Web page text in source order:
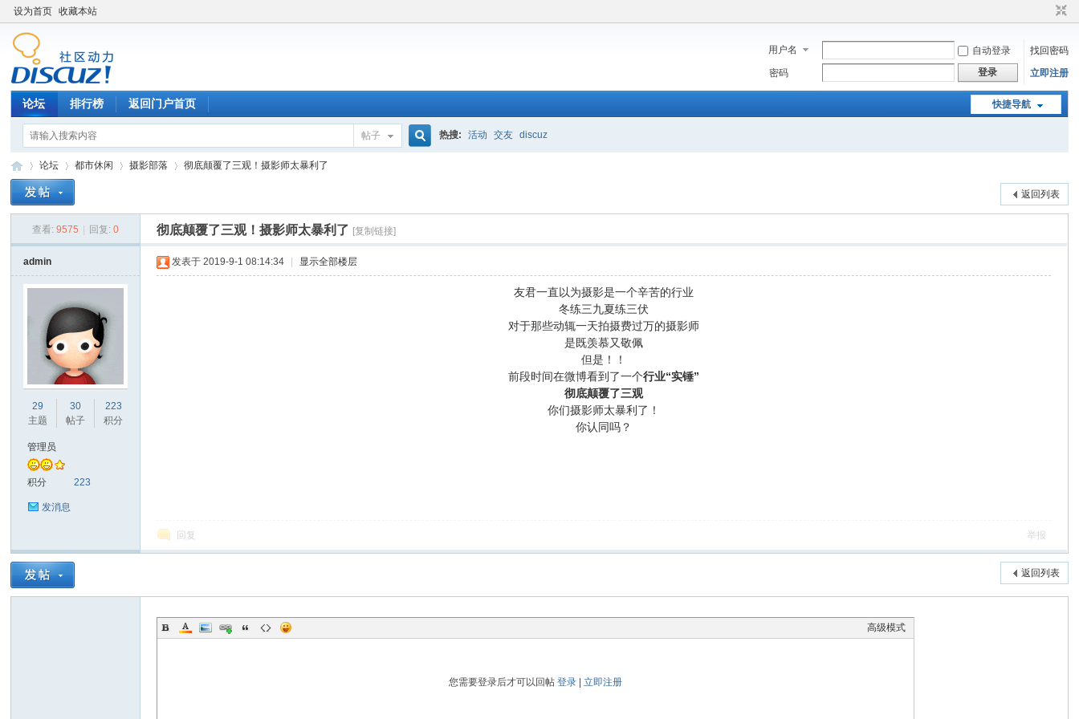
设为首页 收藏本站
用户名 自动登录
找回密码
密码
登录 立即注册
快捷导航
论坛 排行榜 返回门户首页
帖子 热搜: 活动 交友 discuz
论
论坛
›
都市休闲
›
摄影部落
›
彻底颠覆了三观！摄影师太暴利了
返回列表
查看: 9575 回复: 0 彻底颠覆了三观！摄影师太暴利了 [复制链接]
admin
29
主题
30
帖子
223
积分
管理员
积分 223
发消息
发表于 2019-9-1 08:14:34 显示全部楼层
友君一直以为摄影是一个辛苦的行业
冬练三九夏练三伏
对于那些动辄一天拍摄费过万的摄影师
是既羡慕又敬佩
但是！！
前段时间在微博看到了一个行业“实锤”
彻底颠覆了三观
你们摄影师太暴利了！
你认同吗？
回复 举报
返回列表
高级模式
您需要登录后才可以回帖登录 |立即注册